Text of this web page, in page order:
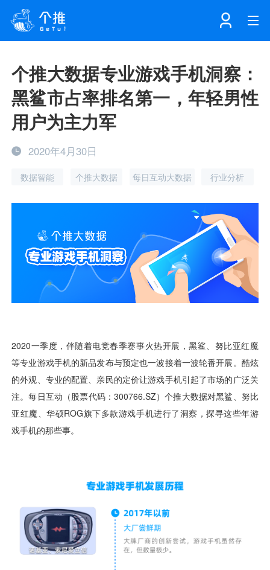
产品
个知·智能工作站
个知·智能运营AIBI
消息推送
AI应用工坊
海外推送
一键认证
人口数盘
视觉智能
解决方案
个知·智能工作站
互联网增长
城市治理
大数据精准宣防
银行数字化
科技公益
开发者中心
SDK下载
文档中心
我的开发者中心
数据工坊
个推学堂
公司简介
新闻动态
加入我们
注册 登录
个推大数据专业游戏手机洞察：
黑鲨市占率排名第一，年轻男性
用户为主力军
2020年4月30日
数据智能 个推大数据 每日互动大数据 行业分析